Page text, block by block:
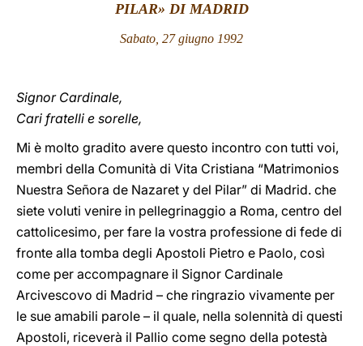
PILAR» DI MADRID
Sabato, 27 giugno 1992
Signor Cardinale,
Cari fratelli e sorelle,
Mi è molto gradito avere questo incontro con tutti voi,
membri della Comunità di Vita Cristiana “Matrimonios
Nuestra Señora de Nazaret y del Pilar” di Madrid. che
siete voluti venire in pellegrinaggio a Roma, centro del
cattolicesimo, per fare la vostra professione di fede di
fronte alla tomba degli Apostoli Pietro e Paolo, così
come per accompagnare il Signor Cardinale
Arcivescovo di Madrid – che ringrazio vivamente per
le sue amabili parole – il quale, nella solennità di questi
Apostoli, riceverà il Pallio come segno della potestà